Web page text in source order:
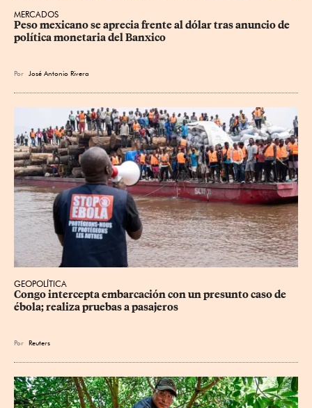
MERCADOS
Peso mexicano se aprecia frente al dólar tras anuncio de
política monetaria del Banxico
Por José Antonio Rivera
GEOPOLÍTICA
Congo intercepta embarcación con un presunto caso de
ébola; realiza pruebas a pasajeros
Por Reuters